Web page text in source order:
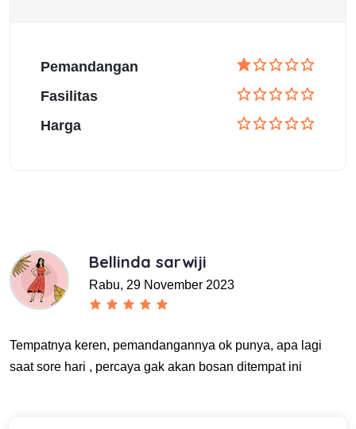
Pemandangan
Fasilitas
Harga
Bellinda sarwiji
Rabu, 29 November 2023
Tempatnya keren, pemandangannya ok punya, apa lagi
saat sore hari , percaya gak akan bosan ditempat ini